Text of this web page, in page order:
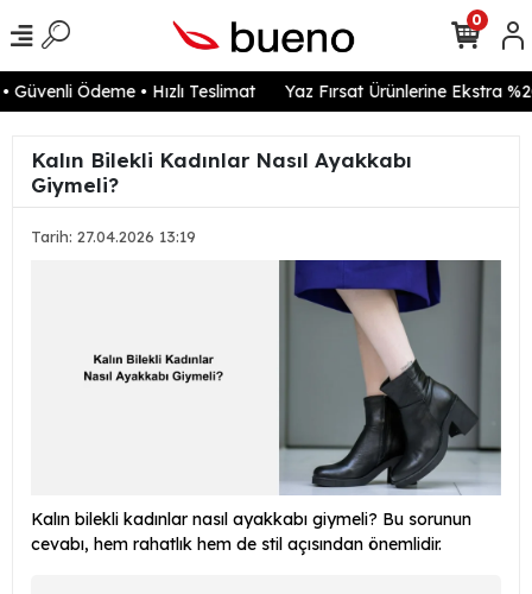
Ödeme • Hızlı Teslimat Yaz Fırsat Ürünlerine Ekstra
0
Kalın Bilekli Kadınlar Nasıl Ayakkabı
Giymeli?
Tarih: 27.04.2026 13:19
Kalın bilekli kadınlar nasıl ayakkabı giymeli? Bu sorunun
cevabı, hem rahatlık hem de stil açısından önemlidir.